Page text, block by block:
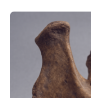
erzeugt durch
Schlote einen Weg
Miriam Christina
Johannes
Team haben am
solche Tremore
nicht nur